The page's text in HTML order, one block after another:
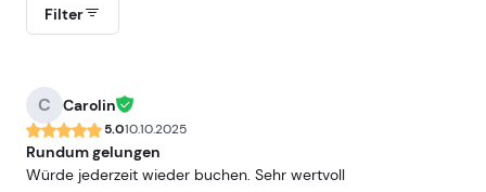
Filter
C Carolin
5.010.10.2025
Rundum gelungen
Würde jederzeit wieder buchen. Sehr wertvoll